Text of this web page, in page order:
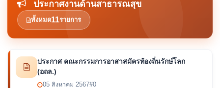
ประกาศงานด้านสาธารณสุข
ทั้งหมด11รายการ
ประกาศ คณะกรรมการอาสาสมัครท้องถิ่นรักษ์โลก
(อถล.)
05 สิงหาคม 2567#0